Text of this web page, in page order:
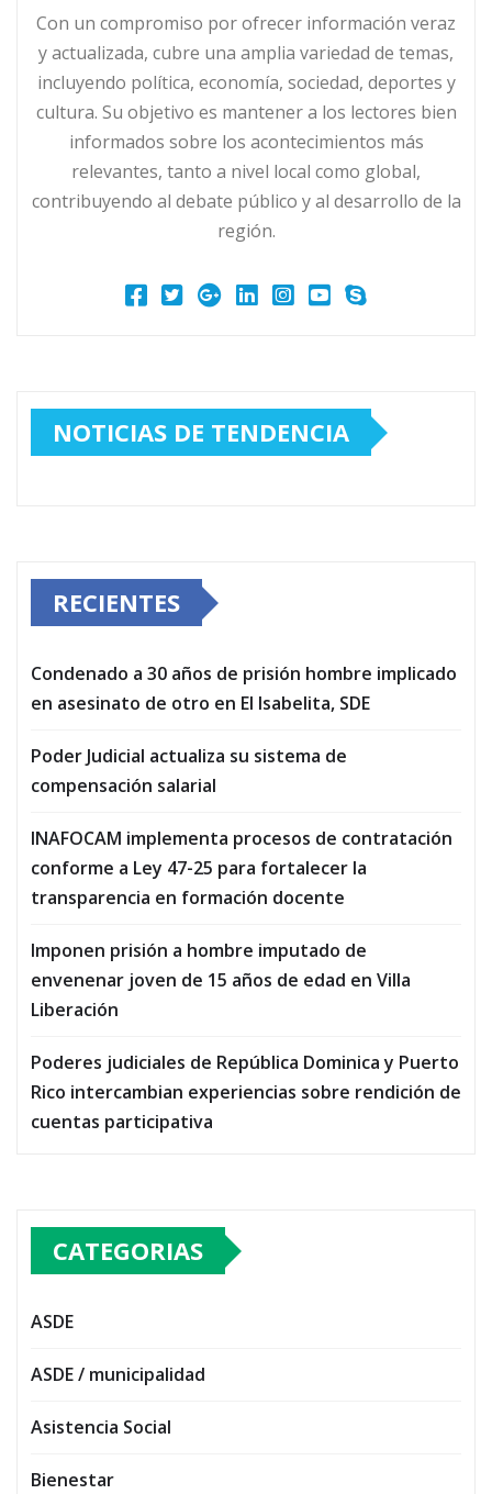
Con un compromiso por ofrecer información veraz
y actualizada, cubre una amplia variedad de temas,
incluyendo política, economía, sociedad, deportes y
cultura. Su objetivo es mantener a los lectores bien
informados sobre los acontecimientos más
relevantes, tanto a nivel local como global,
contribuyendo al debate público y al desarrollo de la
región.
NOTICIAS DE TENDENCIA
RECIENTES
Condenado a 30 años de prisión hombre implicado
en asesinato de otro en El Isabelita, SDE
Poder Judicial actualiza su sistema de
compensación salarial
INAFOCAM implementa procesos de contratación
conforme a Ley 47-25 para fortalecer la
transparencia en formación docente
Imponen prisión a hombre imputado de
envenenar joven de 15 años de edad en Villa
Liberación
Poderes judiciales de República Dominica y Puerto
Rico intercambian experiencias sobre rendición de
cuentas participativa
CATEGORIAS
ASDE
ASDE / municipalidad
Asistencia Social
Bienestar